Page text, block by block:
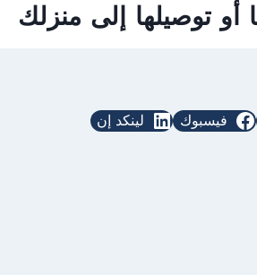
أو توصيلها إلى منزلك
فيسبوك لينكد إن